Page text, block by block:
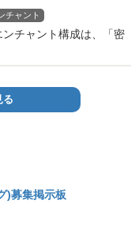
チャント
チャント構成は、「密
る
)募集掲示板